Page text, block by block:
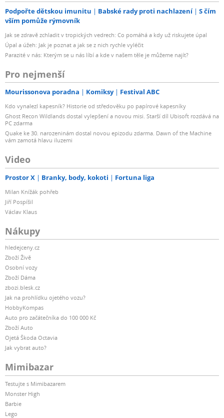
Podpořte dětskou imunitu Babské rady proti nachlazení
S čím
vším pomůže rýmovník
Jak se zdravě zchladit v tropických vedrech: Co pomáhá a kdy už riskujete úpal
Úpal a úžeh: Jak je poznat a jak se z nich rychle vyléčit
Parazité v nás: Kterým se u nás líbí a kde v našem těle je můžeme najít?
Pro nejmenší
Mourissonova poradna Komiksy Festival ABC
Kdo vynalezl kapesník? Historie od středověku po papírové kapesníky
Ghost Recon Wildlands dostal vylepšení a novou misi. Starší díl Ubisoft rozdává na
PC zdarma
Quake ke 30. narozeninám dostal novou epizodu zdarma. Dawn of the Machine
vám zamotá hlavu iluzemi
Video
Prostor X Branky, body, kokoti Fortuna liga
Milan Knížák pohřeb
Jiří Pospíšil
Václav Klaus
Nákupy
hledejceny.cz
Zboží Živě
Osobní vozy
Zboží Dáma
zbozi.blesk.cz
Jak na prohlídku ojetého vozu?
HobbyKompas
Auto pro začátečníka do 100 000 Kč
Zboží Auto
Ojetá Škoda Octavia
Jak vybrat auto?
Mimibazar
Testujte s Mimibazarem
Monster High
Barbie
Lego